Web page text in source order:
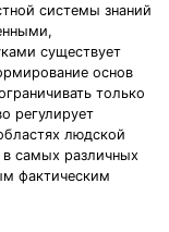
системы знаний
существует
основ
только
регулирует
людской
в самых различных
фактическим